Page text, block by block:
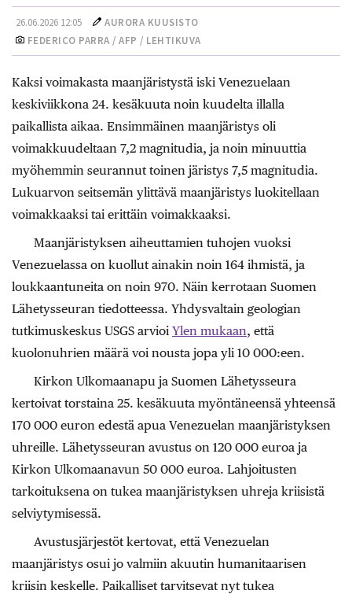
26.06.2026 12:05
AURORA KUUSISTO
FEDERICO PARRA / AFP / LEHTIKUVA
Kaksi voimakasta maanjäristystä iski Venezuelaan
keskiviikkona 24. kesäkuuta noin kuudelta illalla
paikallista aikaa. Ensimmäinen maanjäristys oli
voimakkuudeltaan 7,2 magnitudia, ja noin minuuttia
myöhemmin seurannut toinen järistys 7,5 magnitudia.
Lukuarvon seitsemän ylittävä maanjäristys luokitellaan
voimakkaaksi tai erittäin voimakkaaksi.
Maanjäristyksen aiheuttamien tuhojen vuoksi
Venezuelassa on kuollut ainakin noin 164 ihmistä, ja
loukkaantuneita on noin 970. Näin kerrotaan Suomen
Lähetysseuran tiedotteessa. Yhdysvaltain geologian
tutkimuskeskus USGS arvioi Ylen mukaan, että
kuolonuhrien määrä voi nousta jopa yli 10 000:een.
Kirkon Ulkomaanapu ja Suomen Lähetysseura
kertoivat torstaina 25. kesäkuuta myöntäneensä yhteensä
170 000 euron edestä apua Venezuelan maanjäristyksen
uhreille. Lähetysseuran avustus on 120 000 euroa ja
Kirkon Ulkomaanavun 50 000 euroa. Lahjoitusten
tarkoituksena on tukea maanjäristyksen uhreja kriisistä
selviytymisessä.
Avustusjärjestöt kertovat, että Venezuelan
maanjäristys osui jo valmiin akuutin humanitaarisen
kriisin keskelle. Paikalliset tarvitsevat nyt tukea